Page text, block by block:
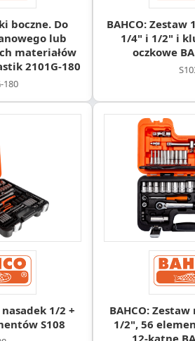
boczne. Do
lub
materiałów
2101G-180
180
BAHCO: Zestaw
1/4" i 1/2" i
oczkowe
nasadek 1/2 +
S108
BAHCO:
1/2", 56